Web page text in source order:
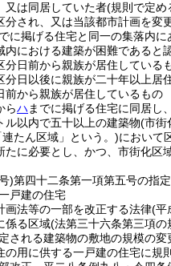
又は同居していた者(規則で定め
され、又は当該都市計画を
に掲げる住宅と同一の集落内
における建築が困難である
日前から親族が居住している
日以後に親族が二十年以上居
から親族が居住しているもの
らハ までに掲げる住宅に同居し
ル以内で五十以上の建築物(市街
たん区域」という。)において
に必要とし、かつ、市街化
)第四十二条第一項第五号の指
戸建の住宅
画法等の一部を改正する法律(平
係る区域(法第三十六条第三項
される建築物の敷地の規模の変
用に供する一戸建の住宅に